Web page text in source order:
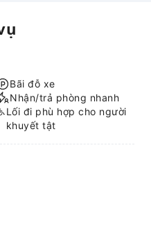
Bãi đỗ xe
Nhận/trả phòng nhanh
Lối đi phù hợp cho người
khuyết tật